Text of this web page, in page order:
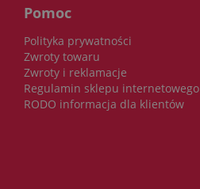
Pomoc
Polityka prywatności
Zwroty towaru
Zwroty i reklamacje
Regulamin sklepu internetowego
RODO informacja dla klientów